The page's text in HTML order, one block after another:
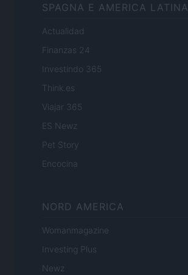
SPAGNA E AMERICA LATINA
Actualidad
Finanzas 24
Investindo 365
Think.es
Viajar 365
ES Newz
Pet Story
Encocina
NORD AMERICA
Womanmagazine
Investing Plus
Newz